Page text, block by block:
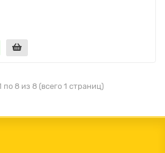
по 8 из 8 (всего 1 страниц)